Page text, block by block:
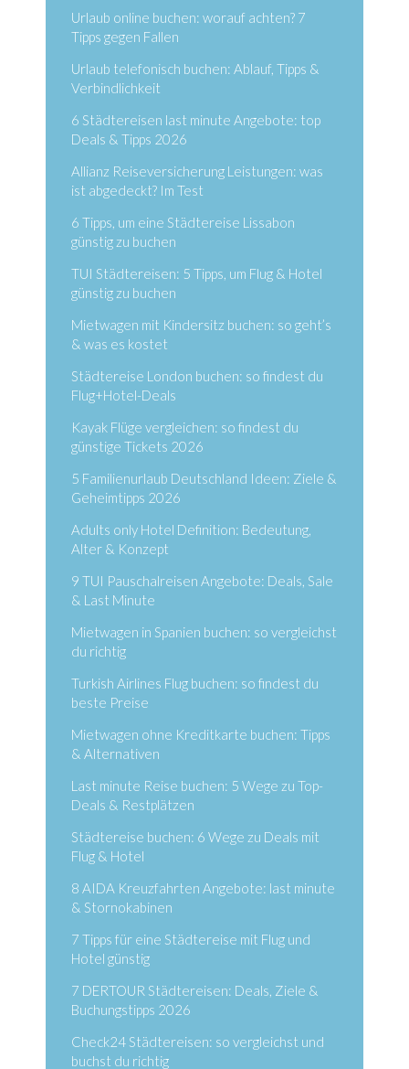
Urlaub online buchen: worauf achten? 7
Tipps gegen Fallen
Urlaub telefonisch buchen: Ablauf, Tipps &
Verbindlichkeit
6 Städtereisen last minute Angebote: top
Deals & Tipps 2026
Allianz Reiseversicherung Leistungen: was
ist abgedeckt? Im Test
6 Tipps, um eine Städtereise Lissabon
günstig zu buchen
TUI Städtereisen: 5 Tipps, um Flug & Hotel
günstig zu buchen
Mietwagen mit Kindersitz buchen: so geht’s
& was es kostet
Städtereise London buchen: so findest du
Flug+Hotel-Deals
Kayak Flüge vergleichen: so findest du
günstige Tickets 2026
5 Familienurlaub Deutschland Ideen: Ziele &
Geheimtipps 2026
Adults only Hotel Definition: Bedeutung,
Alter & Konzept
9 TUI Pauschalreisen Angebote: Deals, Sale
& Last Minute
Mietwagen in Spanien buchen: so vergleichst
du richtig
Turkish Airlines Flug buchen: so findest du
beste Preise
Mietwagen ohne Kreditkarte buchen: Tipps
& Alternativen
Last minute Reise buchen: 5 Wege zu Top-
Deals & Restplätzen
Städtereise buchen: 6 Wege zu Deals mit
Flug & Hotel
8 AIDA Kreuzfahrten Angebote: last minute
& Stornokabinen
7 Tipps für eine Städtereise mit Flug und
Hotel günstig
7 DERTOUR Städtereisen: Deals, Ziele &
Buchungstipps 2026
Check24 Städtereisen: so vergleichst und
buchst du richtig